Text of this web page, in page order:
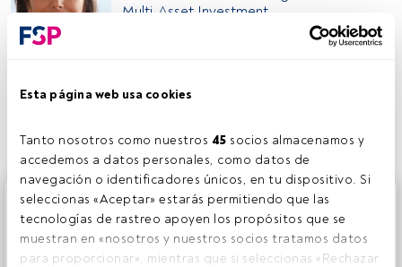
Esta página web usa cookies
Tanto nosotros como nuestros 45 socios almacenamos y
accedemos a datos personales, como datos de
navegación o identificadores únicos, en tu dispositivo. Si
seleccionas «Aceptar» estarás permitiendo que las
tecnologías de rastreo apoyen los propósitos que se
muestran en «nosotros y nuestros socios tratamos datos
para proporcionar», mientras que si seleccionas «Rechazar
Multi-Asset Investment
Compartir:
Este es un artículo exclusivo para los usuarios registrados
de FundsPeople. Si ya estás registrado, accede desde el
botón Login. Si aún no tienes cuenta, te invitamos a
registrarte y disfrutar de todo el universo que ofrece